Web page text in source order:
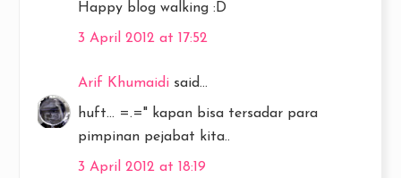
Happy blog walking :D
3 April 2012 at 17:52
Arif Khumaidi said...
huft... =.=" kapan bisa tersadar para
pimpinan pejabat kita..
3 April 2012 at 18:19